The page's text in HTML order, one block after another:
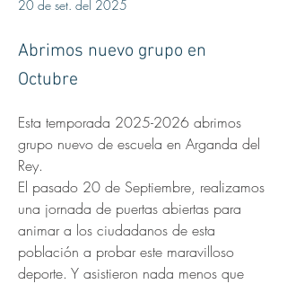
20 de set. del 2025
Abrimos nuevo grupo en
Octubre
Esta temporada 2025-2026 abrimos
grupo nuevo de escuela en Arganda del
Rey.
El pasado 20 de Septiembre, realizamos
una jornada de puertas abiertas para
animar a los ciudadanos de esta
población a probar este maravilloso
deporte. Y asistieron nada menos que